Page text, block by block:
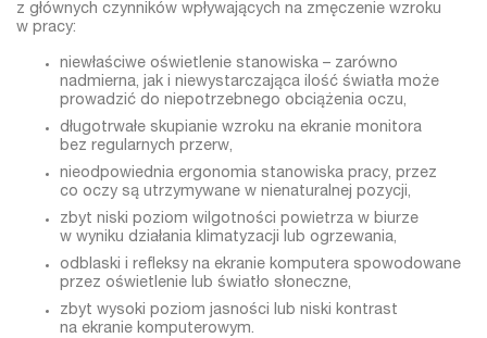
z głównych czynników wpływających na zmęczenie wzroku
w pracy:
niewłaściwe oświetlenie stanowiska – zarówno
nadmierna, jak i niewystarczająca ilość światła może
prowadzić do niepotrzebnego obciążenia oczu,
długotrwałe skupianie wzroku na ekranie monitora
bez regularnych przerw,
nieodpowiednia ergonomia stanowiska pracy, przez
co oczy są utrzymywane w nienaturalnej pozycji,
zbyt niski poziom wilgotności powietrza w biurze
w wyniku działania klimatyzacji lub ogrzewania,
odblaski i refleksy na ekranie komputera spowodowane
przez oświetlenie lub światło słoneczne,
zbyt wysoki poziom jasności lub niski kontrast
na ekranie komputerowym.